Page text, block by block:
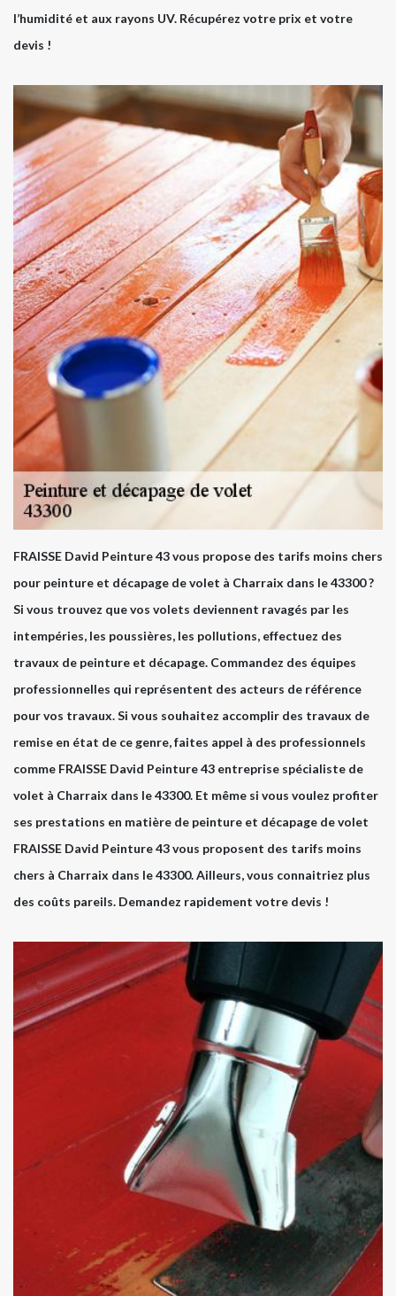
l’humidité et aux rayons UV. Récupérez votre prix et votre
devis !
FRAISSE David Peinture 43 vous propose des tarifs moins chers
pour peinture et décapage de volet à Charraix dans le 43300 ?
Si vous trouvez que vos volets deviennent ravagés par les
intempéries, les poussières, les pollutions, effectuez des
travaux de peinture et décapage. Commandez des équipes
professionnelles qui représentent des acteurs de référence
pour vos travaux. Si vous souhaitez accomplir des travaux de
remise en état de ce genre, faites appel à des professionnels
comme FRAISSE David Peinture 43 entreprise spécialiste de
volet à Charraix dans le 43300. Et même si vous voulez profiter
ses prestations en matière de peinture et décapage de volet
FRAISSE David Peinture 43 vous proposent des tarifs moins
chers à Charraix dans le 43300. Ailleurs, vous connaitriez plus
des coûts pareils. Demandez rapidement votre devis !